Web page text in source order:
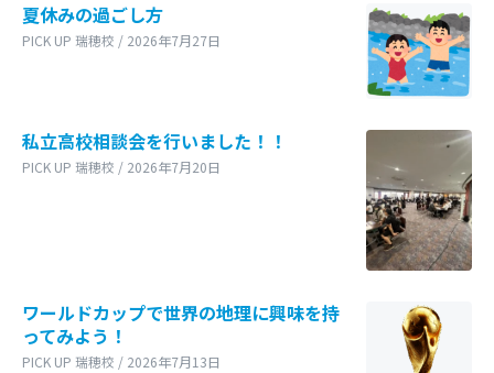
夏休みの過ごし方
PICK UP 瑞穂校 / 2026年7月27日
私立高校相談会を行いました！！
PICK UP 瑞穂校 / 2026年7月20日
ワールドカップで世界の地理に興味を持
ってみよう！
PICK UP 瑞穂校 / 2026年7月13日